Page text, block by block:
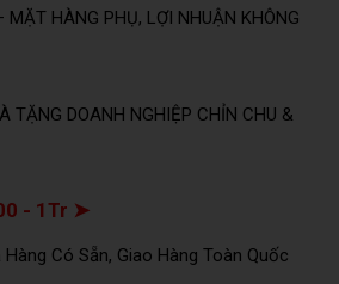
HÀNG PHỤ, LỢI NHUẬN KHÔNG
TẶNG DOANH NGHIỆP CHỈN CHU &
- 1Tr ➤
Có Sẵn, Giao Hàng Toàn Quốc